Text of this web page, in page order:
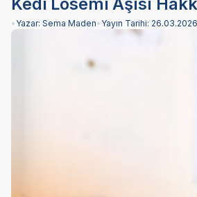
• Yazar: Sema Maden• Yayın Tarihi: 26.03.2026